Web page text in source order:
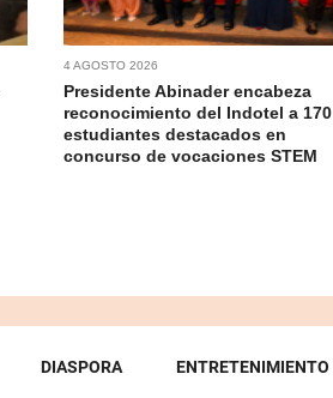
4 AGOSTO 2026
Presidente Abinader encabeza
reconocimiento del Indotel a 170
estudiantes destacados en
concurso de vocaciones STEM
DIASPORA ENTRETENIMIENTO